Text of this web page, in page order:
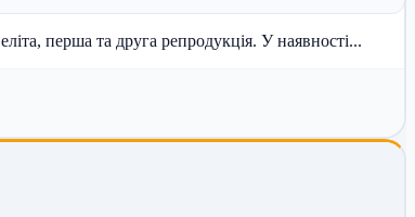
Пропонуємо сертифіковане насіння озимої пшениці перевірених сортів української та європейської селекції. У продажу насіння категорій еліта, перша та друга репродукція. У наявності...